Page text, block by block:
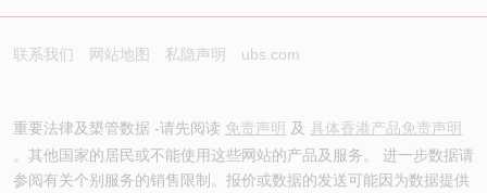
联系我们 网站地图 私隐声明 ubs.com
重要法律及槼管数据 -请先阅读 免责声明 及 具体香港产品免责声明
。其他国家的居民或不能使用这些网站的产品及服务。 进一步数据请
参阅有关个别服务的销售限制。报价或数据的发送可能因为数据提供